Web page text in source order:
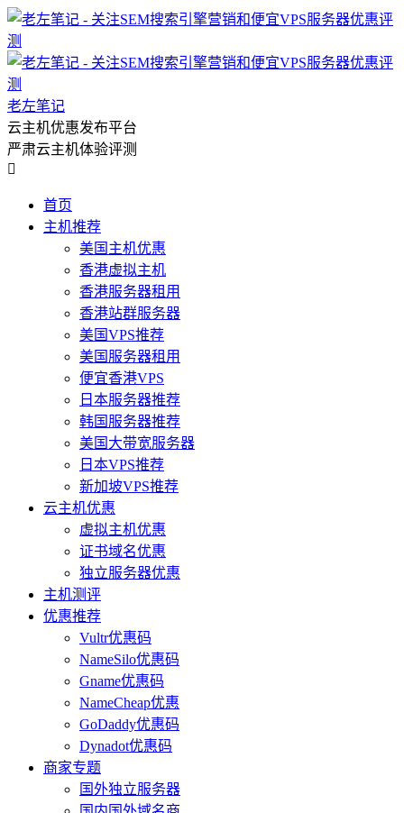
老左笔记
云主机优惠发布平台
严肃云主机体验评测

首页
主机推荐
美国主机优惠
香港虚拟主机
香港服务器租用
香港站群服务器
美国VPS推荐
美国服务器租用
便宜香港VPS
日本服务器推荐
韩国服务器推荐
美国大带宽服务器
日本VPS推荐
新加坡VPS推荐
云主机优惠
虚拟主机优惠
证书域名优惠
独立服务器优惠
主机测评
优惠推荐
Vultr优惠码
NameSilo优惠码
Gname优惠码
NameCheap优惠
GoDaddy优惠码
Dynadot优惠码
商家专题
国外独立服务器